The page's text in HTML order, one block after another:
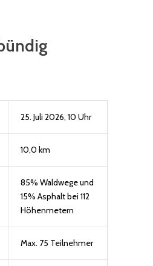
25. Juli 2026, 10 Uhr
10,0 km
85% Waldwege und
15% Asphalt bei 112
Höhenmetern
Max. 75 Teilnehmer